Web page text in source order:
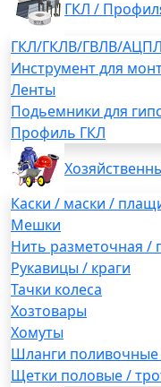
ГКЛ /
ГКЛ/ГКЛВ/ГВЛВ/АЦПЛ
Инструмент для
Ленты
Подьемники для
Профиль ГКЛ
Каски / маски /
Мешки
Нить разметочная
Рукавицы / краги
Тачки колеса
Хозтовары
Хомуты
Шланги поливочные
Щетки половые /